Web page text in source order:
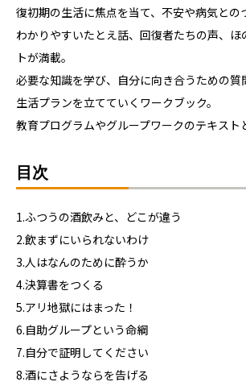
復初期の生活に焦点を当て、不安や病気との
わかりやすいたとえ話、回復者たちの声、ほ
トが満載。
必要な知識を学び、自分に向き合うための質
生活プランを立てていくワークブック。
教育プログラムやグループワークのテキスト
目次
1.ふつうの酒飲みと、どこが違う
2.飲まずにいられないわけ
3.人はなんのために酔うか
4.決算書をつくる
5.アリ地獄にはまった！
6.自助グループという命綱
7.自分で証明してください
8.酒にさようならを告げる